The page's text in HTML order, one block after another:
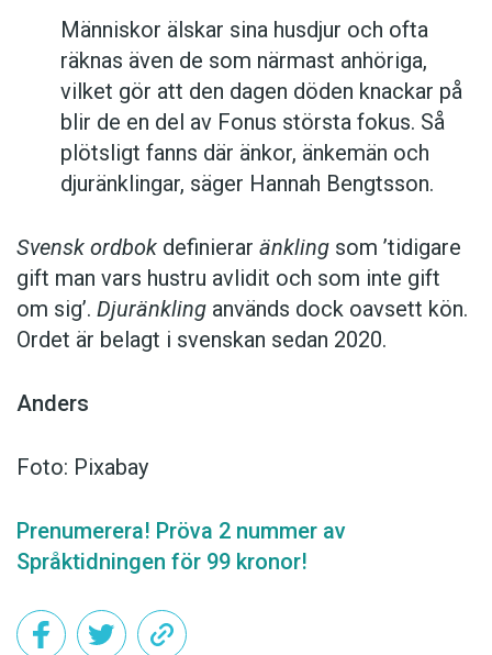
Människor älskar sina husdjur och ofta
räknas även de som närmast anhöriga,
vilket gör att den dagen döden knackar på
blir de en del av Fonus största fokus. Så
plötsligt fanns där änkor, änkemän och
djuränklingar, säger Hannah Bengtsson.
Svensk ordbok definierar änkling som ’tidigare
gift man vars hustru av­lidit och som inte gift
om sig’. Djuränkling används dock oavsett kön.
Ordet är belagt i svenskan sedan 2020.
Anders
Foto: Pixabay
Prenumerera! Pröva 2 nummer av
Språktidningen för 99 kronor!